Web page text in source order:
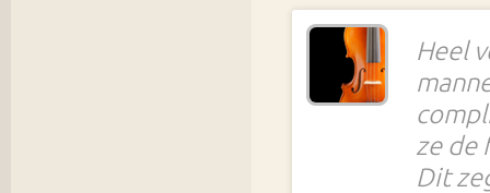
Heel
ze de
Dit